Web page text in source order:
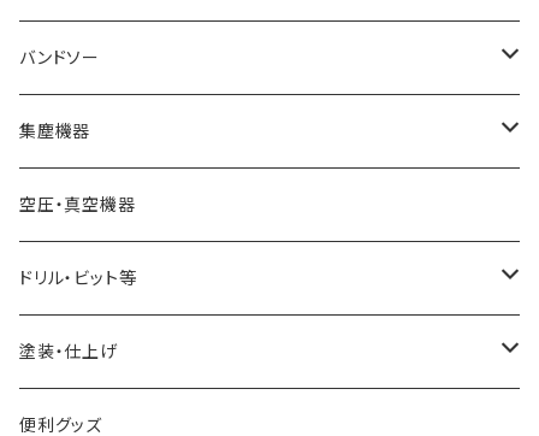
スクレーパー
パーティングツール
ハンドル
フェイスプレート
ドリル・コレットチャック
ワークライト（照明
球体治具
バンドソー
バンドソーブレード（帯鋸刃）
幅6mm
幅13mm
バンドソー本体
集塵機器
集塵機本体
集塵機オプションパーツ
空圧・真空機器
ドリル・ビット等
フォスナービット
ストレートドリル
塗装・仕上げ
サンディング用品
便利グッズ